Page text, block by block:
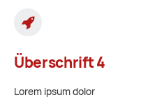
Überschrift 4
Lorem ipsum dolor